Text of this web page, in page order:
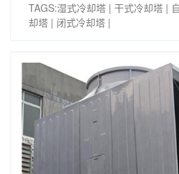
TAGS:湿式冷却塔 | 干式冷却塔 |
却塔 | 闭式冷却塔 |